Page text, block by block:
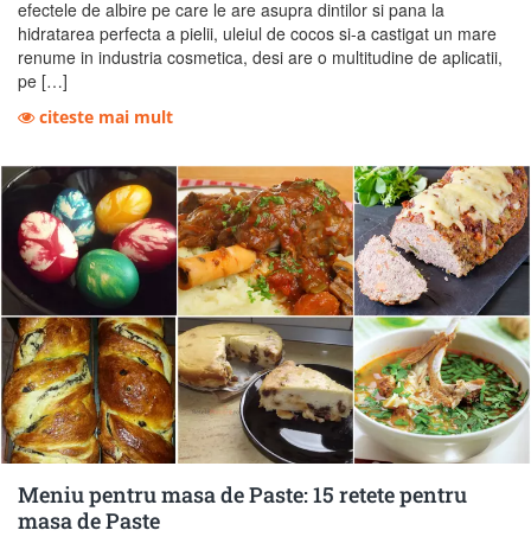
efectele de albire pe care le are asupra dintilor si pana la
hidratarea perfecta a pielii, uleiul de cocos si-a castigat un mare
renume in industria cosmetica, desi are o multitudine de aplicatii,
pe […]
citeste mai mult
Meniu pentru masa de Paste: 15 retete pentru
masa de Paste